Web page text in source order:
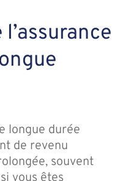
l’assurance
longue durée
de revenu
souvent